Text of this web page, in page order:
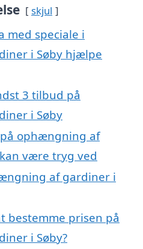
skjul
med speciale i
i Søby hjælpe
3 tilbud på
i Søby
ophængning af
være tryg ved
af gardiner i
bestemme prisen på
i Søby?